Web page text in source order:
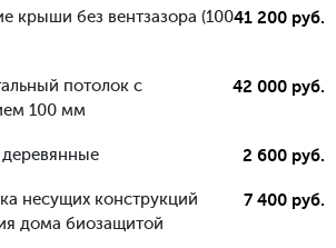
крыши без вентзазора (10041 200 руб.
потолок с
100 мм
42 000 руб.
2 600 руб.
несущих конструкций
дома биозащитой
7 400 руб.